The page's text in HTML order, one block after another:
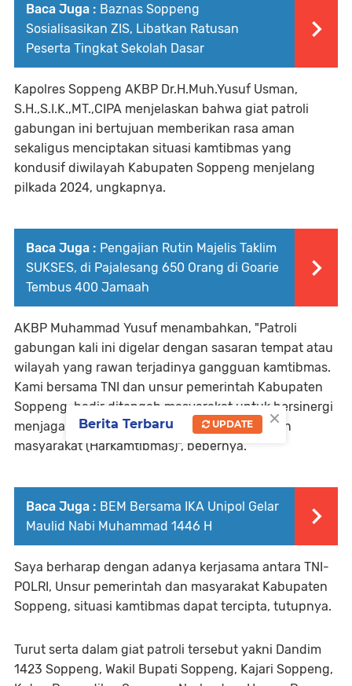
Baca Juga : Baznas Soppeng
Sosialisasikan ZIS, Libatkan Ratusan
Peserta Tingkat Sekolah Dasar
Kapolres Soppeng AKBP Dr.H.Muh.Yusuf Usman,
S.H.,S.I.K.,MT.,CIPA menjelaskan bahwa giat patroli
gabungan ini bertujuan memberikan rasa aman
sekaligus menciptakan situasi kamtibmas yang
kondusif diwilayah Kabupaten Soppeng menjelang
pilkada 2024, ungkapnya.
Baca Juga : Pengajian Rutin Majelis Taklim
SUKSES, di Pajalesang 650 Orang di Goarie
Tembus 400 Jamaah
AKBP Muhammad Yusuf menambahkan, "Patroli
gabungan kali ini digelar dengan sasaran tempat atau
wilayah yang rawan terjadinya gangguan kamtibmas.
Kami bersama TNI dan unsur pemerintah Kabupaten
Soppeng hadir ditengah masyarakat untuk bersinergi
menjaga dan memelihara keamanan ketertiban
masyarakat (Harkamtibmas)", bebernya.
Baca Juga : BEM Bersama IKA Unipol Gelar
Maulid Nabi Muhammad 1446 H
Saya berharap dengan adanya kerjasama antara TNI-
POLRI, Unsur pemerintah dan masyarakat Kabupaten
Soppeng, situasi kamtibmas dapat tercipta, tutupnya.
Turut serta dalam giat patroli tersebut yakni Dandim
1423 Soppeng, Wakil Bupati Soppeng, Kajari Soppeng,
×
Berita Terbaru UPDATE